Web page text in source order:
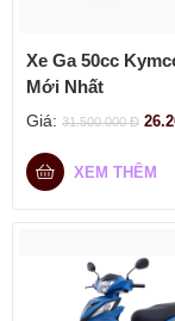
Xe Ga 50cc
Mới Nhất
Giá: 31.500.000Đ
XEM THÊM